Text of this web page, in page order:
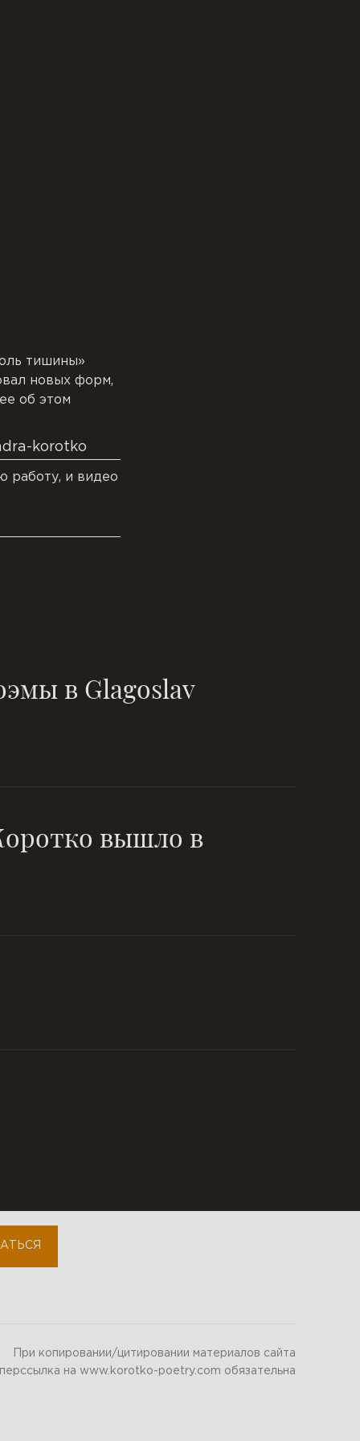
тишины»
новых форм,
об этом
korotko
работу, и видео
в Glagoslav
вышло в
При копировании/цитировании материалов сайта
на www.korotko-poetry.com обязательна